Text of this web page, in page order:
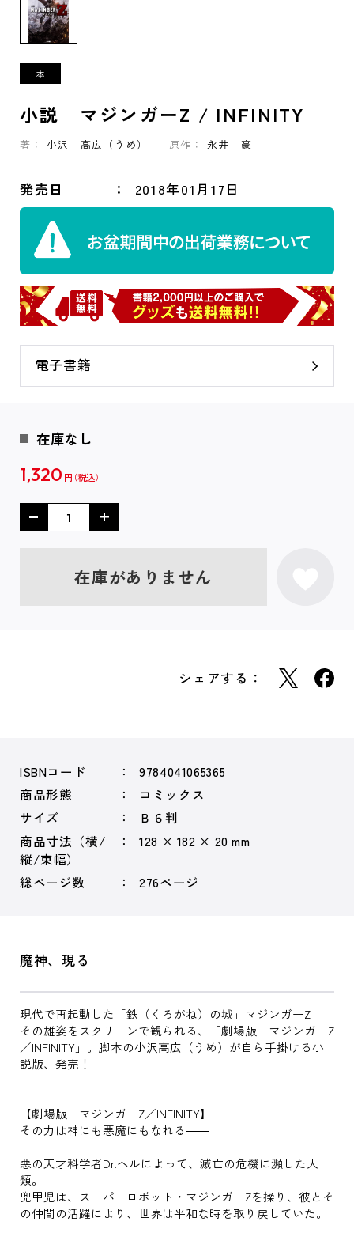
小説 マジンガーZ / INFINITY
著： 小沢 高広（うめ） 原作： 永井 豪
発売日 2018年01月17日
電子書籍
在庫なし
1,320 円
在庫がありません
シェアする：
ISBNコード
9784041065365
商品形態
コミックス
サイズ
Ｂ６判
商品寸法（横/
縦/束幅）
128 × 182 × 20 mm
総ページ数 276ページ
魔神、現る
現代で再起動した「鉄（くろがね）の城」マジンガーZ
その雄姿をスクリーンで観られる、「劇場版 マジンガーZ
／INFINITY」。脚本の小沢高広（うめ）が自ら手掛ける小
説版、発売！
【劇場版 マジンガーZ／INFINITY】
その力は神にも悪魔にもなれる――
悪の天才科学者Dr.ヘルによって、滅亡の危機に瀕した人
類。
兜甲児は、スーパーロボット・マジンガーZを操り、彼とそ
の仲間の活躍により、世界は平和な時を取り戻していた。